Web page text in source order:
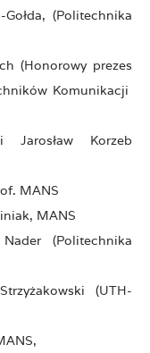
(Politechnika
(Honorowy prezes
Komunikacji
Korzeb
MANS
MANS
(Politechnika
(UTH-